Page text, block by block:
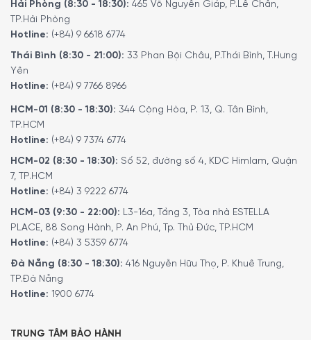
Dịch vụ khách hàng
Quý khách có thể liên hệ hotline 1900 6774 hoặc 024 7300
6774 để được tư vấn chi tiết và đặt mua sản phẩm.
Minhaus hỗ trợ giao hàng toàn quốc, bảo hành theo chính
sách chính hãng và tư vấn sử dụng thiết bị sau bán hàng.
Hải Phòng (8:30 - 18:30): 465 Võ Nguyên Giáp, P.Lê Chân,
TP.Hải Phòng
Hotline: (+84) 9 6618 6774
Thái Bình (8:30 - 21:00): 33 Phan Bội Châu, P.Thái Bình, T.Hưng
Yên
Hotline: (+84) 9 7766 8966
HCM-01 (8:30 - 18:30): 344 Cộng Hòa, P. 13, Q. Tân Bình,
TP.HCM
Hotline: (+84) 9 7374 6774
HCM-02 (8:30 - 18:30): Số 52, đường số 4, KDC Himlam, Quận
7, TP.HCM
Hotline: (+84) 3 9222 6774
HCM-03 (9:30 - 22:00): L3-16a, Tầng 3, Tòa nhà ESTELLA
PLACE, 88 Song Hành, P. An Phú, Tp. Thủ Đức, TP.HCM
Hotline: (+84) 3 5359 6774
Đà Nẵng (8:30 - 18:30): 416 Nguyễn Hữu Thọ, P. Khuê Trung,
TP.Đà Nẵng
Hotline: 1900 6774
TRUNG TÂM BẢO HÀNH